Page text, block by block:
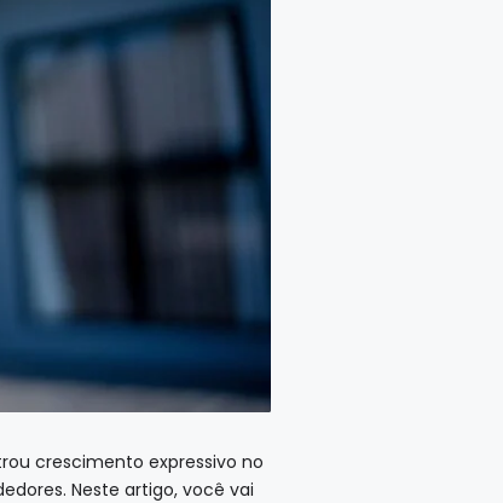
crescimento expressivo no
Neste artigo, você vai